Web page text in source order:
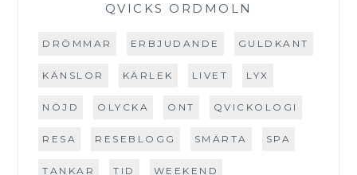
QVICKS ORDMOLN
DRÖMMAR ERBJUDANDE GULDKANT
KÄNSLOR KÄRLEK LIVET LYX
NÖJD OLYCKA ONT QVICKOLOGI
RESA RESEBLOGG SMÄRTA SPA
TANKAR TID WEEKEND